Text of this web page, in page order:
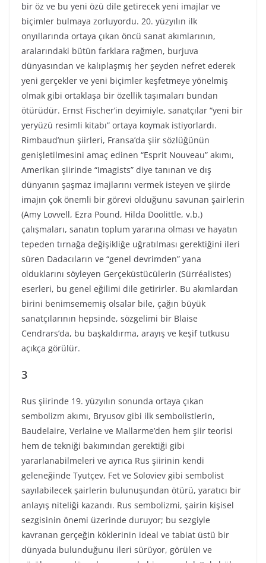
bir öz ve bu yeni özü dile getirecek yeni imajlar ve
biçimler bulmaya zorluyordu. 20. yüzyılın ilk
onyıllarında ortaya çıkan öncü sanat akımlarının,
aralarındaki bütün farklara rağmen, burjuva
dünyasından ve kalıplaşmış her şeyden nefret ederek
yeni gerçekler ve yeni biçimler keşfetmeye yönelmiş
olmak gibi ortaklaşa bir özellik taşımaları bundan
ötürüdür. Ernst Fischer’in deyimiyle, sanatçılar “yeni bir
yeryüzü resimli kitabı” ortaya koymak istiyorlardı.
Rimbaud’nun şiirleri, Fransa’da şiir sözlüğünün
genişletilmesini amaç edinen “Esprit Nouveau” akımı,
Amerikan şiirinde “Imagists” diye tanınan ve dış
dünyanın şaşmaz imajlarını vermek isteyen ve şiirde
imajın çok önemli bir görevi olduğunu savunan şairlerin
(Amy Lovvell, Ezra Pound, Hilda Doolittle, v.b.)
çalışmaları, sanatın toplum yararına olması ve hayatın
tepeden tırnağa değişikliğe uğratılması gerektiğini ileri
süren Dadacıların ve “genel devrimden” yana
olduklarını söyleyen Gerçeküstücülerin (Sürréalistes)
eserleri, bu genel eğilimi dile getirirler. Bu akımlardan
birini benimsememiş olsalar bile, çağın büyük
sanatçılarının hepsinde, sözgelimi bir Blaise
Cendrars’da, bu başkaldırma, arayış ve keşif tutkusu
açıkça görülür.
3
Rus şiirinde 19. yüzyılın sonunda ortaya çıkan
sembolizm akımı, Bryusov gibi ilk sembolistlerin,
Baudelaire, Verlaine ve Mallarme’den hem şiir teorisi
hem de tekniği bakımından gerektiği gibi
yararlanabilmeleri ve ayrıca Rus şiirinin kendi
geleneğinde Tyutçev, Fet ve Soloviev gibi sembolist
sayılabilecek şairlerin bulunuşundan ötürü, yaratıcı bir
anlayış niteliği kazandı. Rus sembolizmi, şairin kişisel
sezgisinin önemi üzerinde duruyor; bu sezgiyle
kavranan gerçeğin köklerinin ideal ve tabiat üstü bir
dünyada bulunduğunu ileri sürüyor, görülen ve